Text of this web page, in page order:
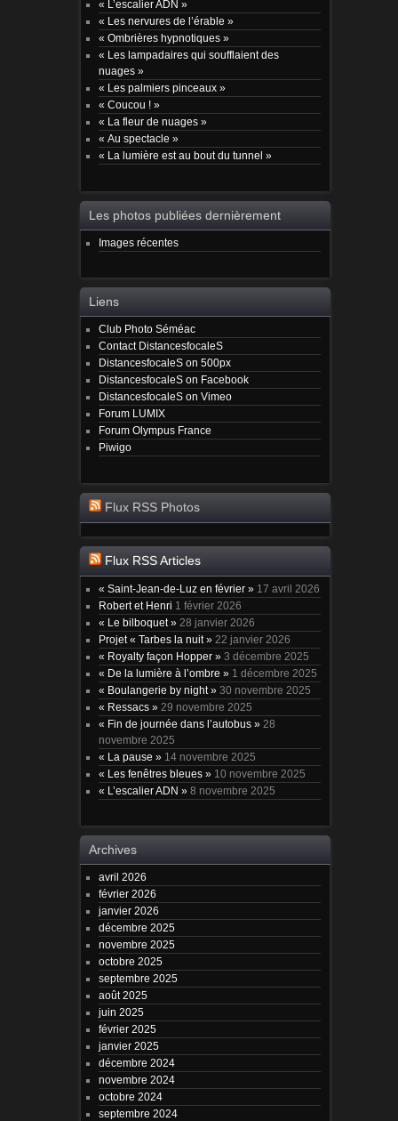
« L’escalier ADN »
« Les nervures de l’érable »
« Ombrières hypnotiques »
« Les lampadaires qui soufflaient des
nuages »
« Les palmiers pinceaux »
« Coucou ! »
« La fleur de nuages »
« Au spectacle »
« La lumière est au bout du tunnel »
Les photos publiées dernièrement
Images récentes
Liens
Club Photo Séméac
Contact DistancesfocaleS
DistancesfocaleS on 500px
DistancesfocaleS on Facebook
DistancesfocaleS on Vimeo
Forum LUMIX
Forum Olympus France
Piwigo
Flux RSS Photos
Flux RSS Articles
« Saint-Jean-de-Luz en février » 17 avril 2026
Robert et Henri 1 février 2026
« Le bilboquet » 28 janvier 2026
Projet « Tarbes la nuit » 22 janvier 2026
« Royalty façon Hopper » 3 décembre 2025
« De la lumière à l’ombre » 1 décembre 2025
« Boulangerie by night » 30 novembre 2025
« Ressacs » 29 novembre 2025
« Fin de journée dans l’autobus » 28
novembre 2025
« La pause » 14 novembre 2025
« Les fenêtres bleues » 10 novembre 2025
« L’escalier ADN » 8 novembre 2025
Archives
avril 2026
février 2026
janvier 2026
décembre 2025
novembre 2025
octobre 2025
septembre 2025
août 2025
juin 2025
février 2025
janvier 2025
décembre 2024
novembre 2024
octobre 2024
septembre 2024